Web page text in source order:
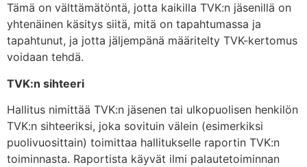
Tämä on välttämätöntä, jotta kaikilla TVK:n jäsenillä on
yhtenäinen käsitys siitä, mitä on tapahtumassa ja
tapahtunut, ja jotta jäljempänä määritelty TVK-kertomus
voidaan tehdä.
TVK:n sihteeri
Hallitus nimittää TVK:n jäsenen tai ulkopuolisen henkilön
TVK:n sihteeriksi, joka sovituin välein (esimerkiksi
puolivuosittain) toimittaa hallitukselle raportin TVK:n
toiminnasta. Raportista käyvät ilmi palautetoiminnan